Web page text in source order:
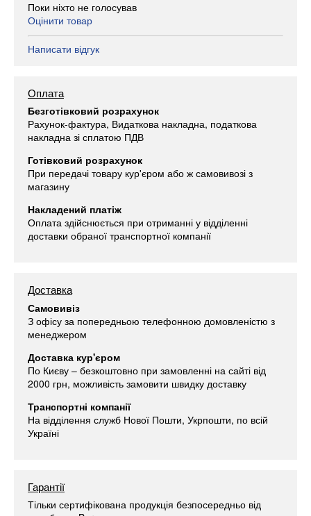
Поки ніхто не голосував
Оцінити товар
Написати відгук
Оплата
Безготівковий розрахунок
Рахунок-фактура, Видаткова накладна, податкова
накладна зі сплатою ПДВ
Готівковий розрахунок
При передачі товару кур'єром або ж самовивозі з
магазину
Накладений платіж
Оплата здійснюється при отриманні у відділенні
доставки обраної транспортної компанії
Доставка
Самовивіз
З офісу за попередньою телефонною домовленістю з
менеджером
Доставка кур'єром
По Києву – безкоштовно при замовленні на сайті від
2000 грн, можливість замовити швидку доставку
Транспортні компанії
На відділення служб Нової Пошти, Укрпошти, по всій
Україні
Гарантії
Тільки сертифікована продукція безпосередньо від